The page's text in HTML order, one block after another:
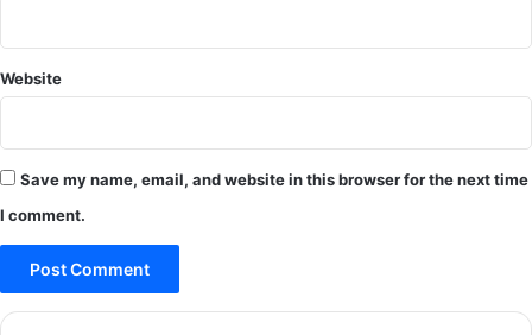
Website
Save my name, email, and website in this browser for the next time
I comment.